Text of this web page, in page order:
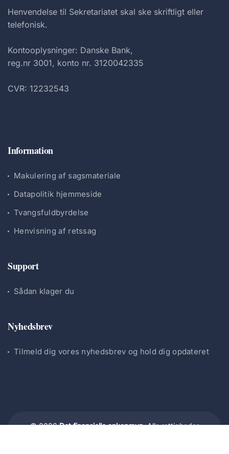
Henvendelse til Sekretariatet skal ske skriftligt eller
telefonisk.
Kontooplysninger: Danske Bank,
reg.nr 3001, konto nr. 3120042335
CVR: 12232543
Information
Makulering af sagsmateriale
Datapolitik hjemmeside
Tvangsfuldbyrdelse
Henvisning af retssag
Support
Sådan klager du
Nyhedsbrev
Tilmeld dig vores nyhedsbrev og hold dig opdateret
© 2026Det finansielle ankenævn.Alle rettigheder